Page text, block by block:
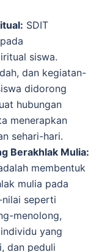
SDIT
siswa.
dan kegiatan-
didorong
hubungan
menerapkan
sehari-hari.
Berakhlak Mulia:
membentuk
mulia pada
nilai seperti
menolong,
yang
dan peduli